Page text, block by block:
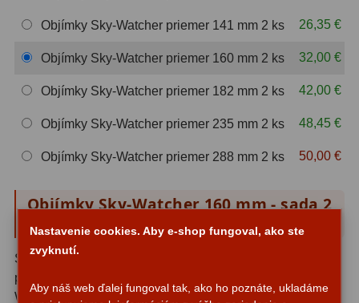
SII2
Planetárne7
Farebné66
Astro príslušenstvo175
Redukcia 1,25" a 2"17
Okulárové výťahy a ostrenie
Hľadáčiky25
Kolimátory
Objímky Sky-Watcher priemer 141 mm 2 ks 26,35 €
Objímky Sky-Watcher priemer 160 mm 2 ks 32,00 €
Objímky Sky-Watcher priemer 182 mm 2 ks 42,00 €
Objímky Sky-Watcher priemer 235 mm 2 ks 48,45 €
Objímky Sky-Watcher priemer 288 mm 2 ks 50,00 €
Objímky Sky-Watcher 160 mm - sada 2
kusov
Správne uchytenie tubusu je základom spoľahlivého a
pohodlného pozorovania. Ak vlastníte reflektor Sky-
Watcher rady 130 mm - napríklad obľúbené modely Sky-
Nastavenie cookies. Aby e-shop fungoval, ako ste
zvyknutí.
Aby náš web ďalej fungoval tak, ako ho poznáte, ukladáme